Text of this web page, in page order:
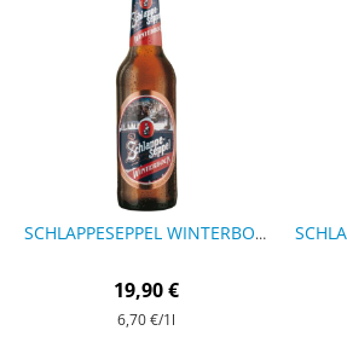
SCHLAPPESEPPEL WINTERBOCK 0,33 LITER - 9 FLASCHEN
19,90 €
6,70 €/1l